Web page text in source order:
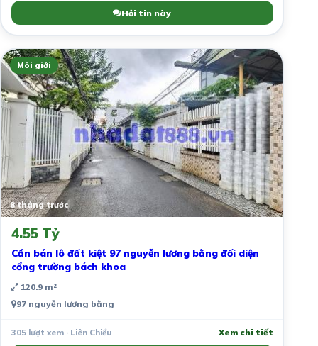
Hỏi tin này
Môi giới
8 tháng trước
4.55 Tỷ
Cần bán lô đất kiệt 97 nguyễn lương bằng đối diện
cổng trường bách khoa
120.9 m²
97 nguyễn lương bằng
305 lượt xem · Liên Chiểu Xem chi tiết